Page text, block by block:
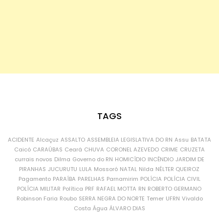
TAGS
ACIDENTE Alcaçuz ASSALTO ASSEMBLEIA LEGISLATIVA DO RN Assu BATATA
Caicó CARAÚBAS Ceará CHUVA CORONEL AZEVEDO CRIME CRUZETA
currais novos Dilma Governo do RN HOMICÍDIO INCÊNDIO JARDIM DE
PIRANHAS JUCURUTU LULA Mossoró NATAL Nilda NÉLTER QUEIROZ
Pagamento PARAÍBA PARELHAS Parnamirim POLÍCIA POLÍCIA CIVIL
POLÍCIA MILITAR Política PRF RAFAEL MOTTA RN ROBERTO GERMANO
Robinson Faria Roubo SERRA NEGRA DO NORTE Temer UFRN Vivaldo
Costa Água ÁLVARO DIAS